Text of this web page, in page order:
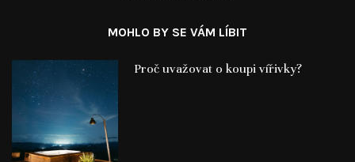
MOHLO BY SE VÁM LÍBIT
Proč uvažovat o koupi vířivky?